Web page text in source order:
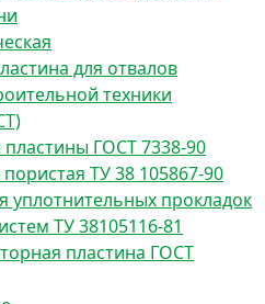
для отвалов
техники
пластины ГОСТ 7338-90
ТУ 38 105867-90
уплотнительных прокладок
ТУ 38105116-81
пластина ГОСТ